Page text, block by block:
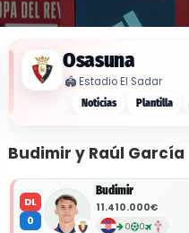
Osasuna
🏟️Estadio El Sadar
Noticias Plantilla
Budimir y Raúl García
DL
0
Budimir
11.410.000€
0 0